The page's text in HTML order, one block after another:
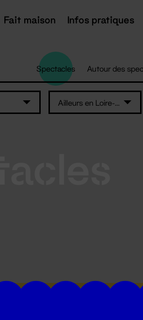
Fait maison Infos pratiques
Spectacles Autour des
Ailleurs en Loire-Atlantique